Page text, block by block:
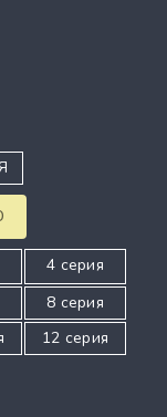
4 серия
8 серия
12 серия